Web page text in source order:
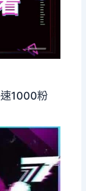
1000粉